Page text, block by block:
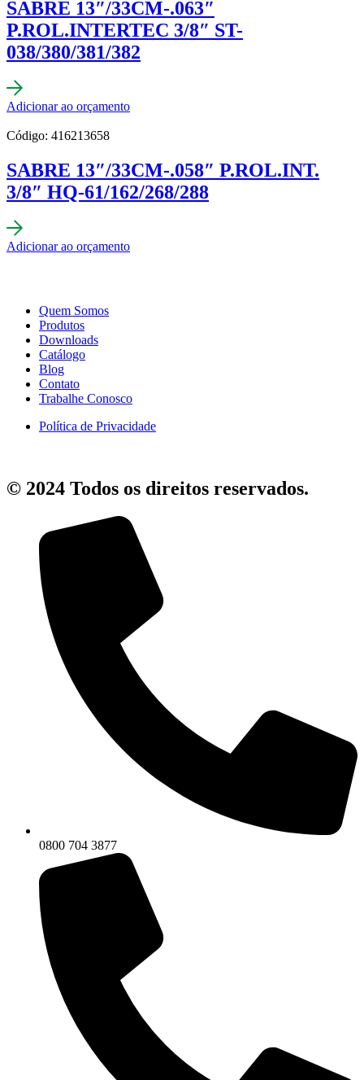
SABRE 13″/33CM-.063″
P.ROL.INTERTEC 3/8″ ST-
038/380/381/382
Adicionar ao orçamento
Código: 416213658
SABRE 13″/33CM-.058″ P.ROL.INT.
3/8″ HQ-61/162/268/288
Adicionar ao orçamento
Quem Somos
Produtos
Downloads
Catálogo
Blog
Contato
Trabalhe Conosco
Política de Privacidade
© 2024 Todos os direitos reservados.
0800 704 3877